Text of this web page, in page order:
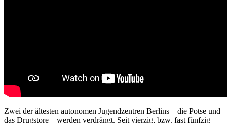
Zwei der ältesten autonomen Jugendzentren Berlins – die Potse und
das Drugstore – werden verdrängt. Seit vierzig, bzw. fast fünfzig